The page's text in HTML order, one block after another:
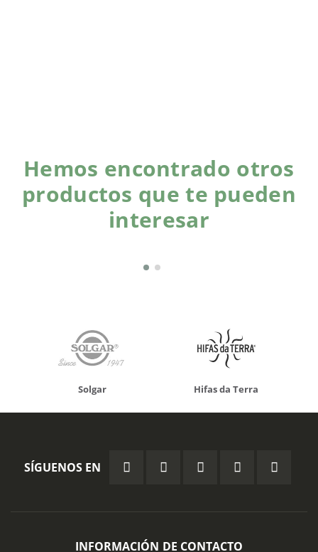
Hemos encontrado otros
productos que te pueden
interesar
Solgar Hifas da Terra
SÍGUENOS EN
INFORMACIÓN DE CONTACTO